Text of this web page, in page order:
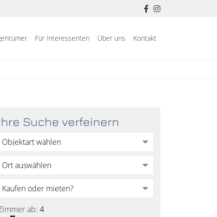
Für Interessenten Über uns Kontakt
Suche verfeinern
ab: 4